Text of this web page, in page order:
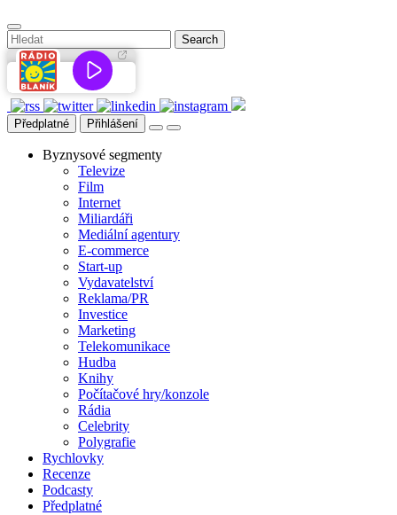
Předplatné Přihlášení
Byznysové segmenty
Televize
Film
Internet
Miliardáři
Mediální agentury
E-commerce
Start-up
Vydavatelství
Reklama/PR
Investice
Marketing
Telekomunikace
Hudba
Knihy
Počítačové hry/konzole
Rádia
Celebrity
Polygrafie
Rychlovky
Recenze
Podcasty
Předplatné